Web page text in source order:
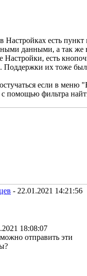
есть
данными, а так же
Настройки, есть
Поддержки их тоже
если в меню
с помощью фильтра
- 22.01.2021 14:21:56
18:08:07
отправить эти